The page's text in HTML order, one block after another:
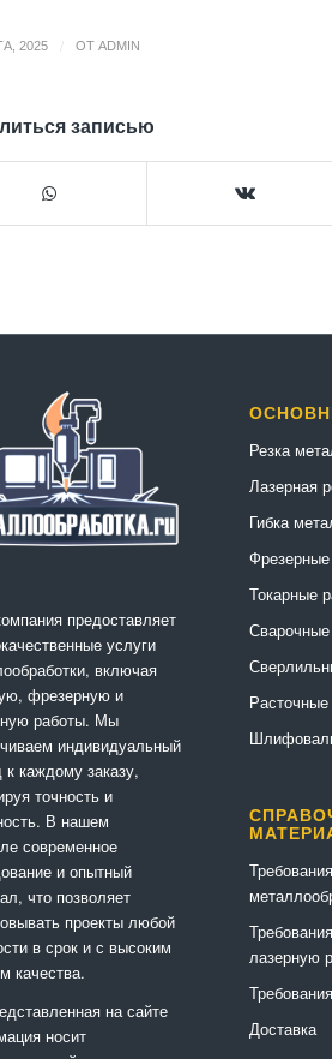
2025 ОТ ADMIN
записью
предоставляет
услуги
включая
фрезерную и
работы. Мы
индивидуальный
к каждому заказу,
точность и
В нашем
современное
и опытный
что позволяет
проекты любой
в срок и с высоким
качества.
на сайте
носит
Резка
Лазерная
Гибка
Токарные
лазерную
Доставка